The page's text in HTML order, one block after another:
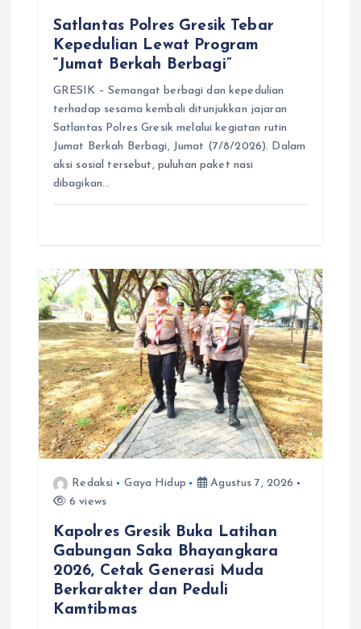
Satlantas Polres Gresik Tebar
Kepedulian Lewat Program
“Jumat Berkah Berbagi”
GRESIK – Semangat berbagi dan kepedulian
terhadap sesama kembali ditunjukkan jajaran
Satlantas Polres Gresik melalui kegiatan rutin
Jumat Berkah Berbagi, Jumat (7/8/2026). Dalam
aksi sosial tersebut, puluhan paket nasi
dibagikan…
Redaksi Gaya Hidup
Agustus 7, 2026
6 views
Kapolres Gresik Buka Latihan
Gabungan Saka Bhayangkara
2026, Cetak Generasi Muda
Berkarakter dan Peduli
Kamtibmas